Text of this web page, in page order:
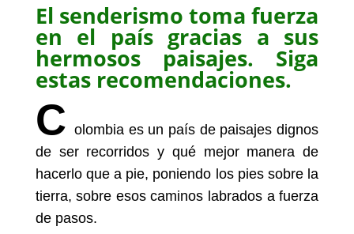
El senderismo toma fuerza
en el país gracias a sus
hermosos paisajes. Siga
estas recomendaciones.
C olombia es un país de paisajes dignos
de ser recorridos y qué mejor manera de
hacerlo que a pie, poniendo los pies sobre la
tierra, sobre esos caminos labrados a fuerza
de pasos.